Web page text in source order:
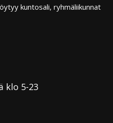
kuntosali, ryhmäliikunnat
klo 5-23